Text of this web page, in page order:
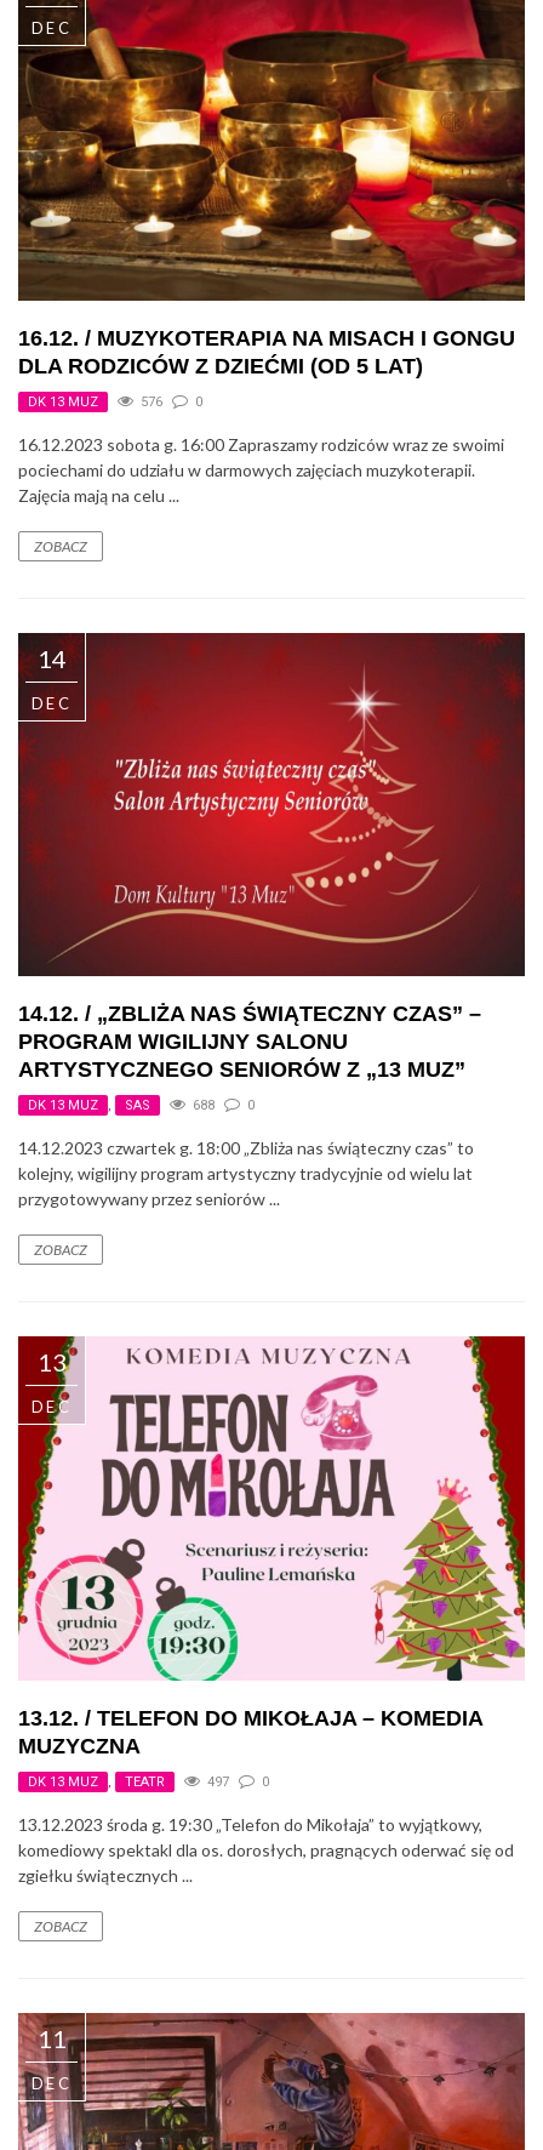
DEC
16.12. / MUZYKOTERAPIA NA MISACH I GONGU
DLA RODZICÓW Z DZIEĆMI (OD 5 LAT)
DK 13 MUZ 576 0
16.12.2023 sobota g. 16:00 Zapraszamy rodziców wraz ze swoimi
pociechami do udziału w darmowych zajęciach muzykoterapii.
Zajęcia mają na celu ...
ZOBACZ
14
DEC
14.12. / „ZBLIŻA NAS ŚWIĄTECZNY CZAS” –
PROGRAM WIGILIJNY SALONU
ARTYSTYCZNEGO SENIORÓW Z „13 MUZ”
DK 13 MUZ , SAS 688 0
14.12.2023 czwartek g. 18:00 „Zbliża nas świąteczny czas” to
kolejny, wigilijny program artystyczny tradycyjnie od wielu lat
przygotowywany przez seniorów ...
ZOBACZ
13
DEC
13.12. / TELEFON DO MIKOŁAJA – KOMEDIA
MUZYCZNA
DK 13 MUZ , TEATR 497 0
13.12.2023 środa g. 19:30 „Telefon do Mikołaja” to wyjątkowy,
komediowy spektakl dla os. dorosłych, pragnących oderwać się od
zgiełku świątecznych ...
ZOBACZ
11
DEC